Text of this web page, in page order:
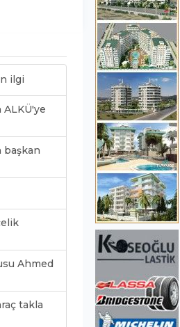
ilgi
ALKÜ'ye
başkan
Ahmed
takla